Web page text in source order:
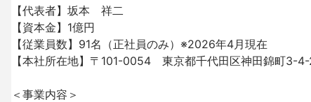
【代表者】坂本　祥⼆
【資本金】1億円
【従業員数】91名（正社員のみ）※2026年4月現在
【本社所在地】〒101-0054　東京都千代田区神田錦町3-
＜事業内容＞